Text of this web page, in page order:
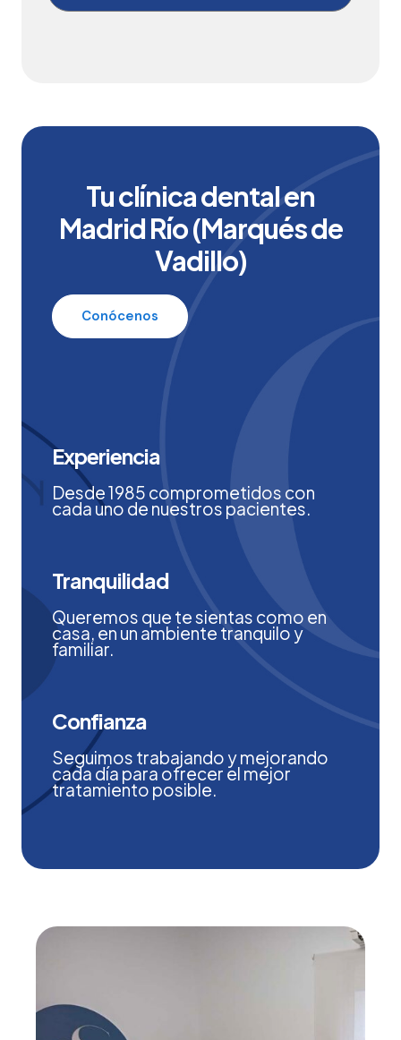
Tu clínica dental en
Madrid Río (Marqués de
Vadillo)
Conócenos
Experiencia
Desde 1985 comprometidos con
cada uno de nuestros pacientes.
Tranquilidad
Queremos que te sientas como en
casa, en un ambiente tranquilo y
familiar.
Confianza
Seguimos trabajando y mejorando
cada día para ofrecer el mejor
tratamiento posible.